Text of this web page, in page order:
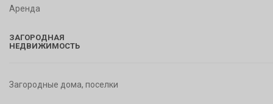
Аренда
ЗАГОРОДНАЯ
НЕДВИЖИМОСТЬ
Загородные дома, поселки